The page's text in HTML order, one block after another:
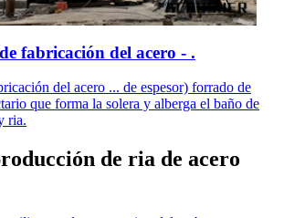
fabricación del acero - .
del acero ... de espesor) forrado de
que forma la solera y alberga el baño de
ria.
de ria de acero